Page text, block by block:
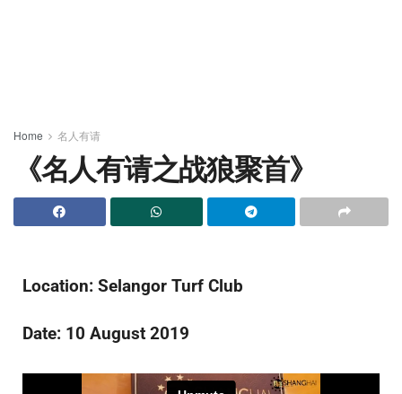
Home 名人有请
《名人有请之战狼聚首》
Location: Selangor Turf Club
Date: 10 August 2019